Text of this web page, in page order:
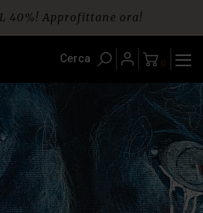
40%! Approfittane ora!
per ordini da € 60
Cerca 0